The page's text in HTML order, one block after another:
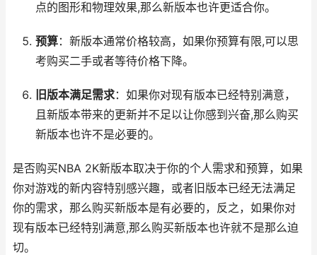
点的图形和物理效果,那么新版本也许更适合你。
预算：新版本通常价格较高，如果你预算有限,可以思
考购买二手或者等待价格下降。
旧版本满足需求：如果你对现有版本已经特别满意，
且新版本带来的更新并不足以让你感到兴奋,那么购买
新版本也许不是必要的。
是否购买NBA 2K新版本取决于你的个人需求和预算，如果
你对游戏的新内容特别感兴趣，或者旧版本已经无法满足
你的需求，那么购买新版本是有必要的，反之，如果你对
现有版本已经特别满意,那么购买新版本也许就不是那么迫
切。